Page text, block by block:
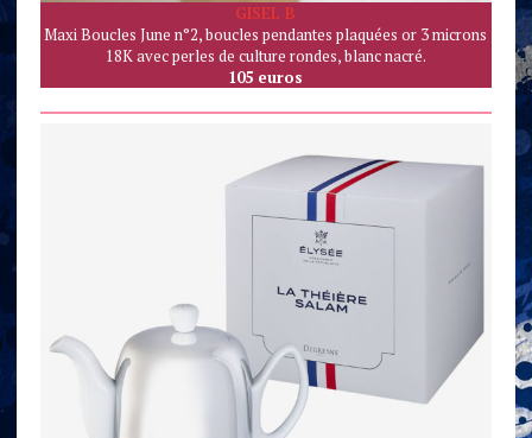
GISEL B
Maxi Boucles June n°2, boucles pendantes plaquées or 3 microns
18K avec perles de culture rondes, blanc nacré.
105 euros